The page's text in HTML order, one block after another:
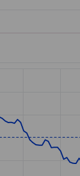
Data ranges